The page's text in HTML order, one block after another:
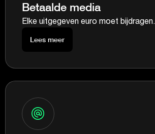
Betaalde media
Elke uitgegeven euro moet bijdragen.
Lees meer